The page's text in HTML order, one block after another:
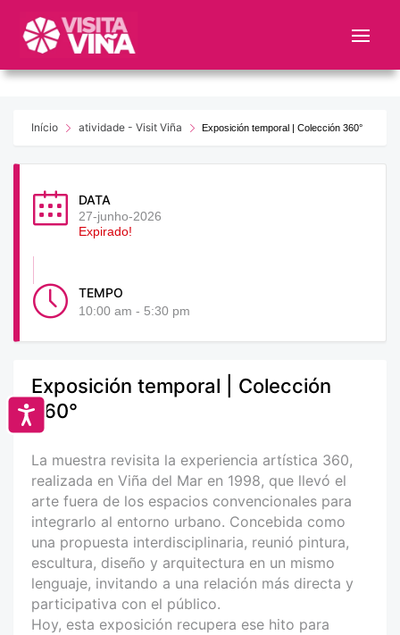
este
web
sistema
Accesibilidad
Início atividade - Visit Viña Exposición temporal | Colección 360°
DATA
27-junho-2026
Expirado!
TEMPO
10:00 am - 5:30 pm
Exposición temporal | Colección
360°
La muestra revisita la experiencia artística 360,
realizada en Viña del Mar en 1998, que llevó el
arte fuera de los espacios convencionales para
integrarlo al entorno urbano. Concebida como
una propuesta interdisciplinaria, reunió pintura,
escultura, diseño y arquitectura en un mismo
lenguaje, invitando a una relación más directa y
participativa con el público.
Hoy, esta exposición recupera ese hito para